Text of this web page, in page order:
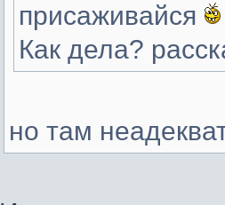
присаживайся
Как дела?
но там